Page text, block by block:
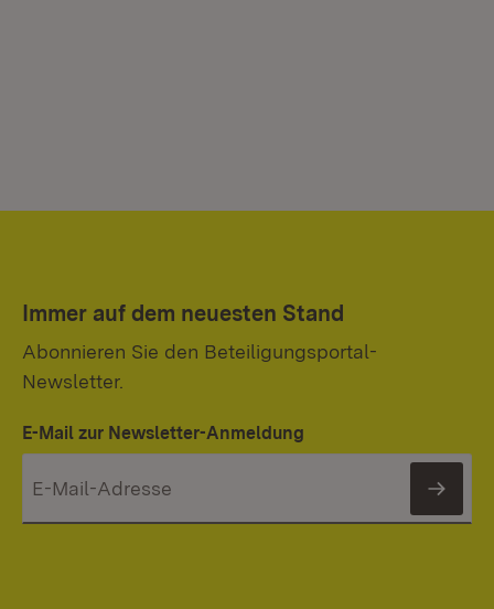
Immer auf dem neuesten Stand
Abonnieren Sie den Beteiligungsportal-
Newsletter.
E-Mail zur Newsletter-Anmeldung